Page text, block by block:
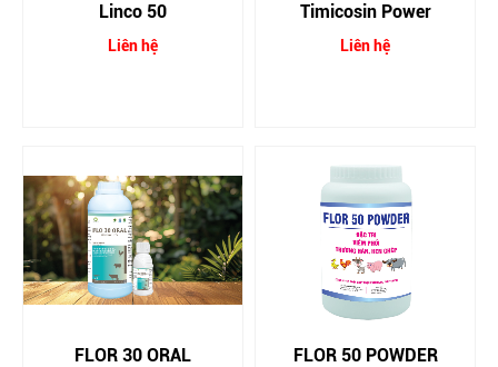
Linco 50
Liên hệ
Timicosin Power
Liên hệ
FLOR 30 ORAL FLOR 50 POWDER